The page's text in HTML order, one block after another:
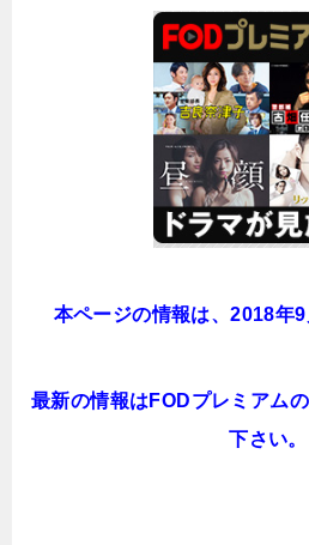
本ページの情報は、2018年9
最新の情報はFODプレミアム
下さい。